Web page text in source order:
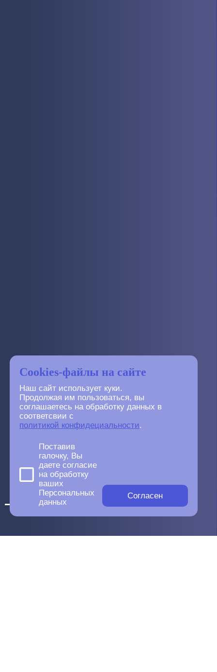
Cookies-файлы на сайте
Наш сайт использует куки.
Продолжая им пользоваться, вы
соглашаетесь на обработку данных в
соответсвии с
политикой конфидециальности.
Поставив
галочку, Вы
даете согласие
на обработку
ваших
Персональных
данных
Согласен